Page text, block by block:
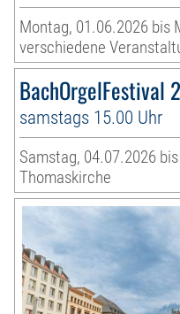
Montag, 01.06.2026 bis
verschiedene
BachOrgelFestival
samstags 15.00 Uhr
Samstag, 04.07.2026
Thomaskirche